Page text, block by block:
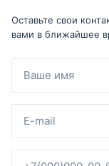
Оставьте свои
вами в ближайшее